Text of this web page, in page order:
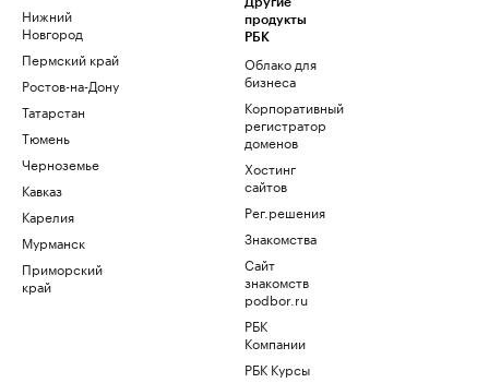
Нижний
Новгород
Пермский край
Ростов-на-Дону
Татарстан
Тюмень
Черноземье
Кавказ
Карелия
Мурманск
Приморский
край
продукты
РБК
Облако для
бизнеса
Корпоративный
регистратор
доменов
Хостинг
сайтов
Рег.решения
Знакомства
Сайт
знакомств
podbor.ru
РБК
Компании
РБК Курсы